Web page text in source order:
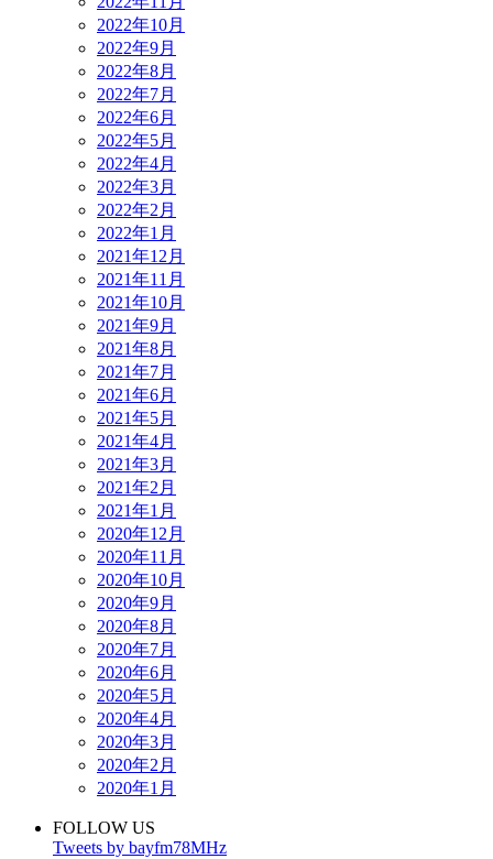
2022年10月
2022年9月
2022年8月
2022年7月
2022年6月
2022年5月
2022年4月
2022年3月
2022年2月
2022年1月
2021年12月
2021年11月
2021年10月
2021年9月
2021年8月
2021年7月
2021年6月
2021年5月
2021年4月
2021年3月
2021年2月
2021年1月
2020年12月
2020年11月
2020年10月
2020年9月
2020年8月
2020年7月
2020年6月
2020年5月
2020年4月
2020年3月
2020年2月
2020年1月
FOLLOW US
Tweets by bayfm78MHz